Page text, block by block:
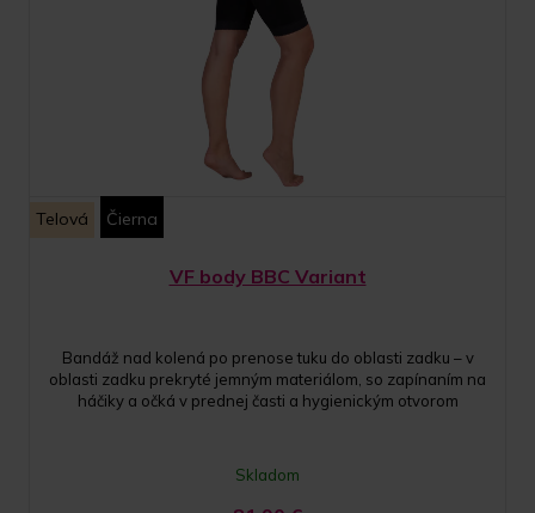
Telová Čierna
VF body BBC Variant
Bandáž nad kolená po prenose tuku do oblasti zadku – v
oblasti zadku prekryté jemným materiálom, so zapínaním na
háčiky a očká v prednej časti a hygienickým otvorom
Skladom